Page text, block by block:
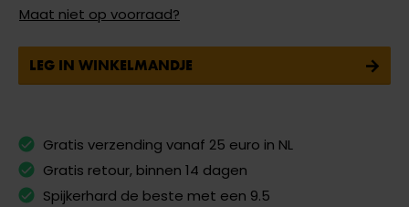
Maat niet op voorraad?
LEG IN WINKELMANDJE
Gratis verzending vanaf 25 euro in NL
Gratis retour, binnen 14 dagen
Spijkerhard de beste met een 9.5